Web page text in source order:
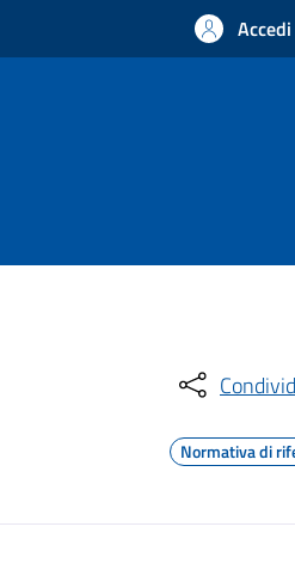
Normativa di